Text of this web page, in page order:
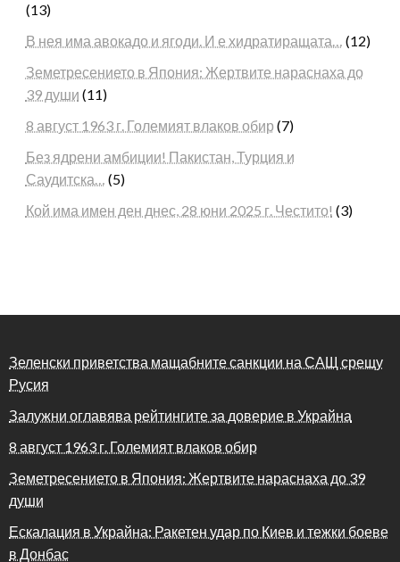
(13)
В нея има авокадо и ягоди. И е хидратиращата… (12)
Земетресението в Япония: Жертвите нараснаха до
39 души (11)
8 август 1963 г. Големият влаков обир (7)
Без ядрени амбиции! Пакистан, Турция и
Саудитска… (5)
Кой има имен ден днес, 28 юни 2025 г. Честито! (3)
Зеленски приветства мащабните санкции на САЩ срещу
Русия
Залужни оглавява рейтингите за доверие в Украйна
8 август 1963 г. Големият влаков обир
Земетресението в Япония: Жертвите нараснаха до 39
души
Ескалация в Украйна: Ракетен удар по Киев и тежки боеве
в Донбас